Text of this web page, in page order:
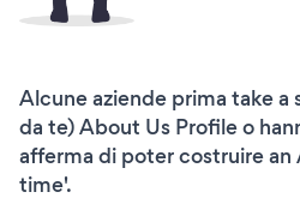
Alcune aziende prima take
da te) About Us Profile o
afferma di poter costruire an
time'.